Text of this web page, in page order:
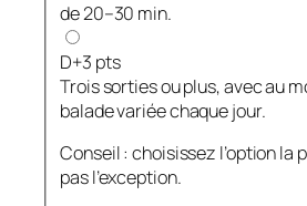
de 20–30 min.
D+3 pts
Trois sorties ou plus, avec au
balade variée chaque jour.
Conseil : choisissez l’option la
pas l’exception.